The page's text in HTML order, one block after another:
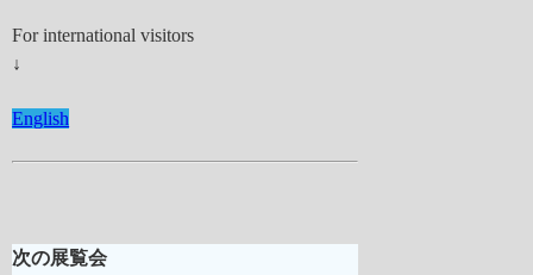
For international visitors
↓
English
次の展覧会